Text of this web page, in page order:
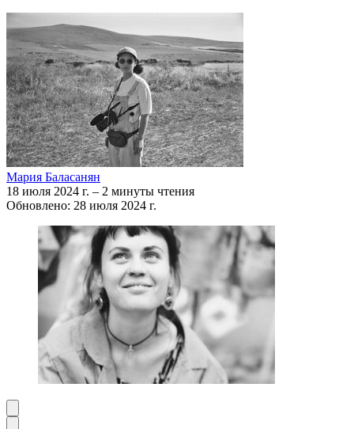
Мария Баласанян
18 июля 2024 г. – 2 минуты чтения
Обновлено: 28 июля 2024 г.